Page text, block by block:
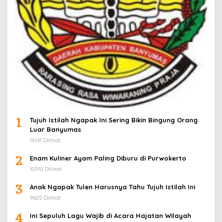
1
Tujuh Istilah Ngapak Ini Sering Bikin Bingung Orang
Luar Banyumas
16141 Dilihat
2 Enam Kuliner Ayam Paling Diburu di Purwokerto
10510 Dilihat
3 Anak Ngapak Tulen Harusnya Tahu Tujuh Istilah Ini
9605 Dilihat
4
Ini Sepuluh Lagu Wajib di Acara Hajatan Wilayah